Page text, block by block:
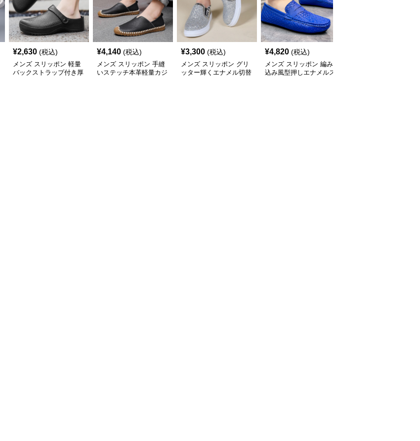
¥2,630 (税込)
メンズ スリッポン 軽量
バックストラップ付き厚
¥4,140 (税込)
メンズ スリッポン 手縫
いステッチ本革軽量カジ
¥3,300 (税込)
メンズ スリッポン グリ
ッター輝くエナメル切替
¥4,820 (税込)
メンズ スリッポン 編み
込み風型押しエナメルス